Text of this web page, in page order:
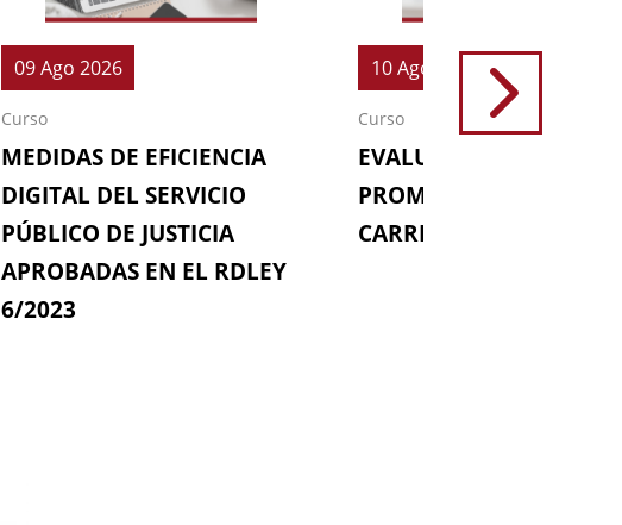
09 Ago 2026
Curso
MEDIDAS DE EFICIENCIA
DIGITAL DEL SERVICIO
PÚBLICO DE JUSTICIA
APROBADAS EN EL RDLEY
6/2023
10 Ago 2026
Curso
EVALUACIONES (64ª
PROMOCIÓN DE LA
CARRERA FISCAL)